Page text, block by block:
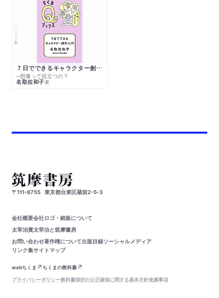
シリーズ・全集
７日でできるキャラクター創作入門
─想像って役立つの？
名取佐和子著
〒111-8755 東京都台東区蔵前2-5-3
会社概要会社ロゴ・銘板について
太宰治賞太宰治と筑摩書房
お問い合わせ著作権について出版目録ソーシャルメディア
リンク集サイトマップ
webちくま
ちくまの教科書
プライバシーポリシー教科書採択の公正確保に関する基本方針免責事項